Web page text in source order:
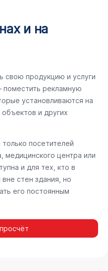
и на
свою продукцию и услуги
поместить рекламную
установливаются на
и других
посетителей
медицинского центра или
и для тех, кто в
стен здания, но
его постоянным